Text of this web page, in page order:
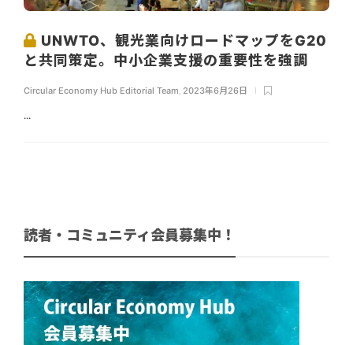
UNWTO、観光業向けロードマップをG20
と共同策定。中小企業支援の重要性を強調
Circular Economy Hub Editorial Team, 2023年6月26日
...
読者・コミュニティ会員募集中！